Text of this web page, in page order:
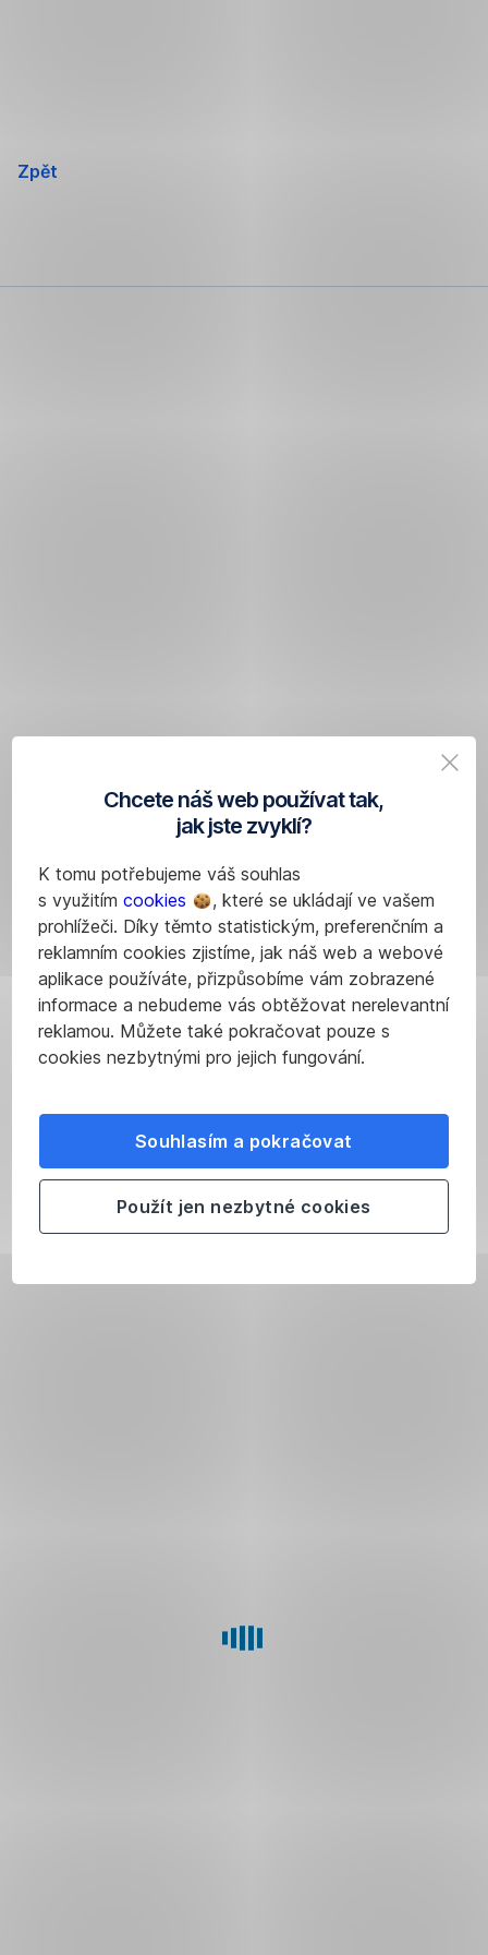
Chcete náš web používat tak,
jak jste zvyklí?
K tomu potřebujeme váš souhlas
s využitím cookies
, které se ukládají ve vašem
prohlížeči. Díky těmto statistickým, preferenčním a
reklamním cookies zjistíme, jak náš web a webové
aplikace používáte, přizpůsobíme vám zobrazené
informace a nebudeme vás obtěžovat nerelevantní
reklamou. Můžete také pokračovat pouze s
cookies nezbytnými pro jejich fungování.
Souhlasím a pokračovat
Použít jen nezbytné cookies
Zpět